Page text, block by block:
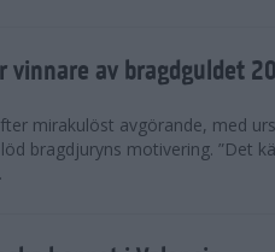
vinnare av bragdguldet
mirakulöst avgörande, med
bragdjuryns motivering. ”Det